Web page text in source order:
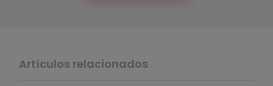
Artículos relacionados